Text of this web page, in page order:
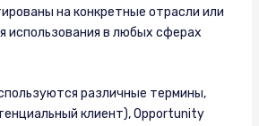
на конкретные отрасли или
использования в любых сферах
различные термины,
клиент), Opportunity